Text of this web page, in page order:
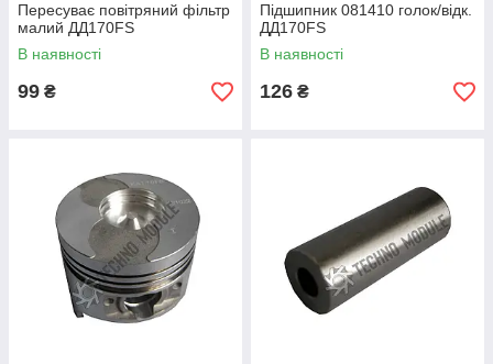
Пересуває повітряний фільтр
малий ДД170FS
В наявності
99 ₴
Підшипник 081410 голок/відк.
ДД170FS
В наявності
126 ₴